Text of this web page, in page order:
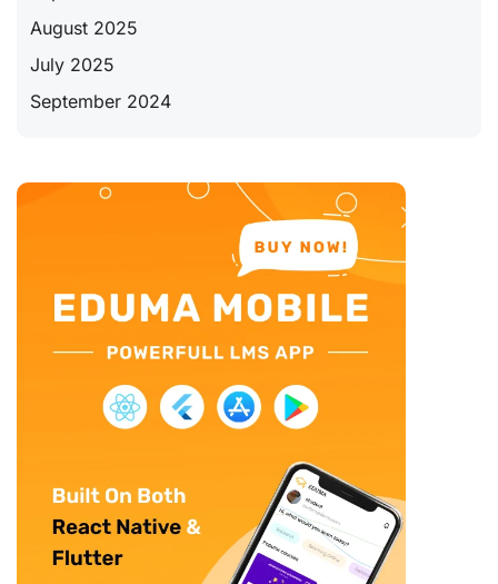
August 2025
July 2025
September 2024